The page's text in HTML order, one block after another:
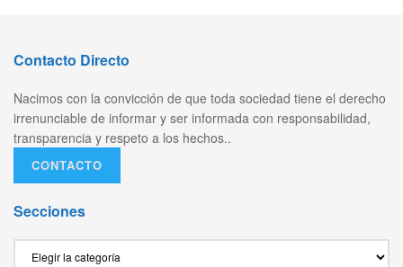
Contacto Directo
Nacimos con la convicción de que toda sociedad tiene el derecho
irrenunciable de informar y ser informada con responsabilidad,
transparencia y respeto a los hechos..
CONTACTO
Secciones